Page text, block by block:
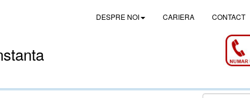
DESPRE NOI CARIERA CONTACT